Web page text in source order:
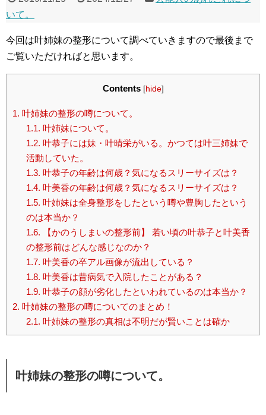
いて。
今回は叶姉妹の整形について調べていきますので最後まで
ご覧いただければと思います。
Contents [hide]
1. 叶姉妹の整形の噂について。
1.1. 叶姉妹について。
1.2. 叶恭子には妹・叶晴栄がいる。かつては叶三姉妹で
活動していた。
1.3. 叶恭子の年齢は何歳？気になるスリーサイズは？
1.4. 叶美香の年齢は何歳？気になるスリーサイズは？
1.5. 叶姉妹は全身整形をしたという噂や豊胸したという
のは本当か？
1.6. 【かのうしまいの整形前】 若い頃の叶恭子と叶美香
の整形前はどんな感じなのか？
1.7. 叶美香の卒アル画像が流出している？
1.8. 叶美香は昔病気で入院したことがある？
1.9. 叶恭子の顔が劣化したといわれているのは本当か？
2. 叶姉妹の整形の噂についてのまとめ！
2.1. 叶姉妹の整形の真相は不明だが賢いことは確か
叶姉妹の整形の噂について。